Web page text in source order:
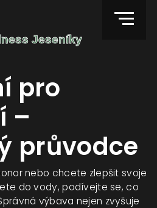
pro
–
průvodce
nebo chcete zlepšit svoje
do vody, podívejte se, co
výbava nejen zvyšuje